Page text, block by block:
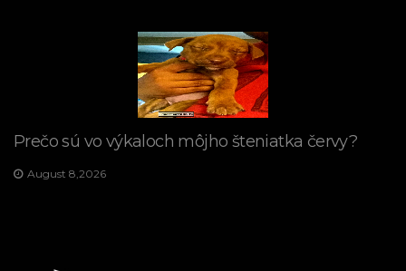
Prečo sú vo výkaloch môjho šteniatka červy?
August 8,2026